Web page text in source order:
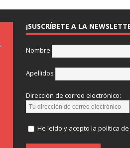
¡SUSCRÍBETE A LA
Nombre
Apellidos
Dirección de correo electrónico:
He leído y acepto la política